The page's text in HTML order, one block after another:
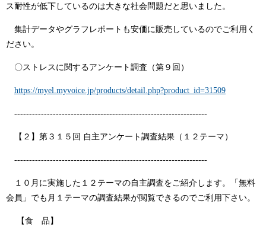
ス耐性が低下しているのは大きな社会問題だと思いました。
集計データやグラフレポートも安価に販売しているのでご利用く
ださい。
〇ストレスに関するアンケート調査（第９回）
https://myel.myvoice.jp/products/detail.php?product_id=31509
-----------------------------------------------------------------
【２】第３１５回 自主アンケート調査結果（１２テーマ）
-----------------------------------------------------------------
１０月に実施した１２テーマの自主調査をご紹介します。「無料
会員」でも月１テーマの調査結果が閲覧できるのでご利用下さい。
【食 品】